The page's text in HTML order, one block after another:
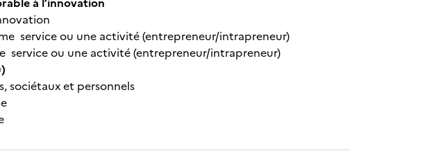
service ou une activité (entrepreneur/intrapreneur)
service ou une activité (entrepreneur/intrapreneur)
sociétaux et personnels